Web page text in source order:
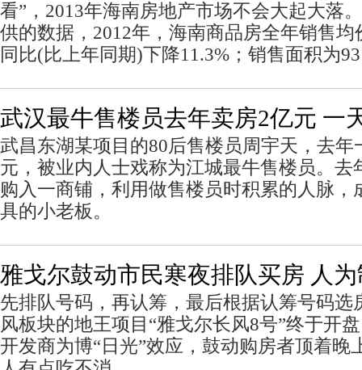
看”，2013年海南房地产市场不会大起大落
供的数据，2012年，海南商品房全年销售均
同比(比上年同期)下降11.3%；销售面积为
武汉最牛售楼员去年卖房2亿元 一
武昌东湖某项目的80后售楼员周宇天，去年
元，被业内人士戏称为江城最牛售楼员。去
购入一商铺，利用做售楼员时积累的人脉，
具的小老板。
雅戈尔鼓动市民寒夜排队买房 人
先排队号码，再认筹，最后根据认筹号码选
风板块的地王项目“雅戈尔长风8号”终于开
开发商为博“日光”效应，鼓动购房者顶着晚